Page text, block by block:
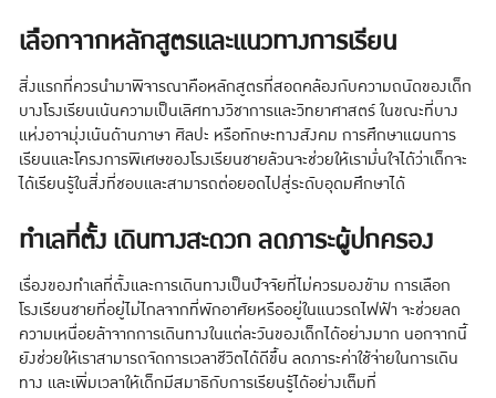
เลือกจากหลักสูตรและแนวทางการเรียน
สิ่งแรกที่ควรนำมาพิจารณาคือหลักสูตรที่สอดคล้องกับความถนัดของเด็ก
บางโรงเรียนเน้นความเป็นเลิศทางวิชาการและวิทยาศาสตร์ ในขณะที่บาง
แห่งอาจมุ่งเน้นด้านภาษา ศิลปะ หรือทักษะทางสังคม การศึกษาแผนการ
เรียนและโครงการพิเศษของโรงเรียนชายล้วนจะช่วยให้เรามั่นใจได้ว่าเด็กจะ
ได้เรียนรู้ในสิ่งที่ชอบและสามารถต่อยอดไปสู่ระดับอุดมศึกษาได้
ทำเลที่ตั้ง เดินทางสะดวก ลดภาระผู้ปกครอง
เรื่องของทำเลที่ตั้งและการเดินทางเป็นปัจจัยที่ไม่ควรมองข้าม การเลือก
โรงเรียนชายที่อยู่ไม่ไกลจากที่พักอาศัยหรืออยู่ในแนวรถไฟฟ้า จะช่วยลด
ความเหนื่อยล้าจากการเดินทางในแต่ละวันของเด็กได้อย่างมาก นอกจากนี้
ยังช่วยให้เราสามารถจัดการเวลาชีวิตได้ดีขึ้น ลดภาระค่าใช้จ่ายในการเดิน
ทาง และเพิ่มเวลาให้เด็กมีสมาธิกับการเรียนรู้ได้อย่างเต็มที่